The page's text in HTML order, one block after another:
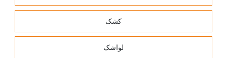
کشک
لواشک